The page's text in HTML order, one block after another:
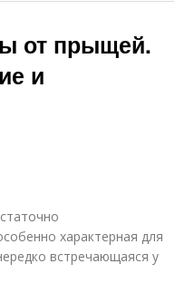
от прыщей.
и
характерная для
встречающаяся у